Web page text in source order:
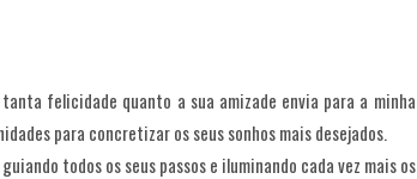
felicidade quanto a sua amizade envia para a minha
para concretizar os seus sonhos mais desejados.
todos os seus passos e iluminando cada vez mais os